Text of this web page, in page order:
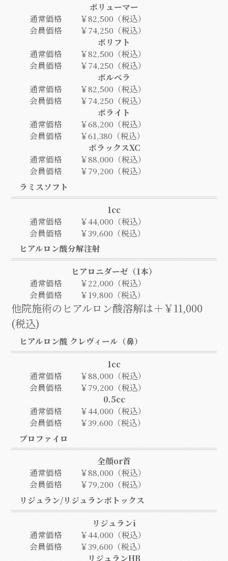
ボリューマー
通常価格
￥82,500（税込）
会員価格
￥74,250（税込）
ボリフト
通常価格
￥82,500（税込）
会員価格
￥74,250（税込）
ボルベラ
通常価格
￥82,500（税込）
会員価格
￥74,250（税込）
ボライト
通常価格
￥68,200（税込）
会員価格
￥61,380（税込）
ボラックスXC
通常価格
￥88,000（税込）
会員価格
￥79,200（税込）
ラミスソフト
1cc
通常価格
￥44,000（税込）
会員価格
￥39,600（税込）
ヒアルロン酸分解注射
ヒアロニダーゼ（1本）
通常価格
￥22,000（税込）
会員価格
￥19,800（税込）
他院施術のヒアルロン酸溶解は＋￥11,000
(税込)
ヒアルロン酸 クレヴィール（鼻）
1cc
通常価格
￥88,000（税込）
会員価格
￥79,200（税込）
0.5cc
通常価格
￥44,000（税込）
会員価格
￥39,600（税込）
プロファイロ
全顔or首
通常価格
￥88,000（税込）
会員価格
￥79,200（税込）
リジュラン/リジュランボトックス
リジュランi
通常価格
￥44,000（税込）
会員価格
￥39,600（税込）
リジュランHB